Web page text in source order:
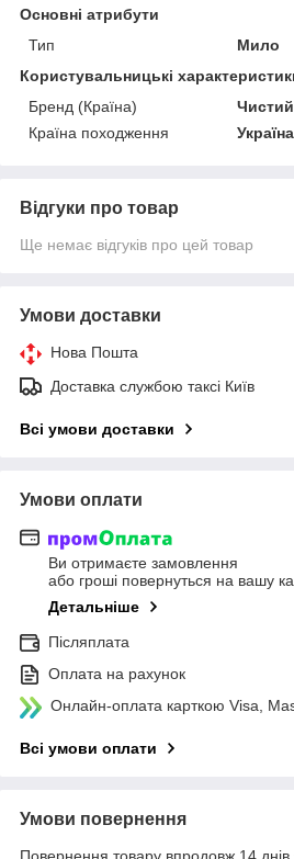
Основні атрибути
Тип
Мило
Користувальницькі
Бренд (Країна)
Країна походження
Україна
Відгуки про товар
Ще немає відгуків про цей товар
Умови доставки
Нова Пошта
Доставка службою таксі Київ
Всі умови доставки
Умови оплати
Ви отримаєте замовлення
або гроші повернуться на вашу
Детальніше
Післяплата
Оплата на рахунок
Онлайн-оплата карткою Visa,
Всі умови оплати
Умови повернення